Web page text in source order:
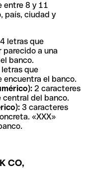
entre 8 y 11
país, ciudad y
4 letras que
parecido a una
banco.
que
encuentra el banco.
2 caracteres
central del banco.
3 caracteres
«XXX»
CO,